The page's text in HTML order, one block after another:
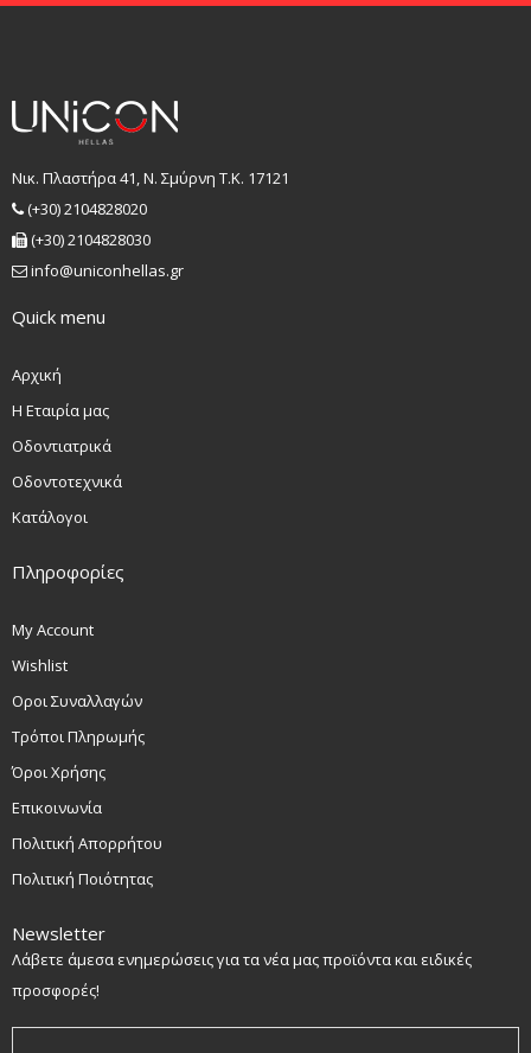
Νικ. Πλαστήρα 41, Ν. Σμύρνη T.K. 17121
(+30) 2104828020
(+30) 2104828030
info@uniconhellas.gr
Quick menu
Αρχική
Η Εταιρία μας
Οδοντιατρικά
Οδοντοτεχνικά
Κατάλογοι
Πληροφορίες
My Account
Wishlist
Οροι Συναλλαγών
Τρόποι Πληρωμής
Όροι Χρήσης
Επικοινωνία
Πολιτική Απορρήτου
Πολιτική Ποιότητας
Newsletter
Λάβετε άμεσα ενημερώσεις για τα νέα μας προϊόντα και ειδικές
προσφορές!